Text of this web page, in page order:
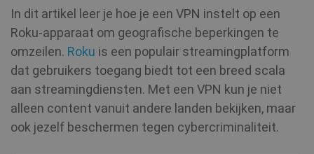
In dit artikel leer je hoe je een VPN instelt op een
Roku-apparaat om geografische beperkingen te
omzeilen. Roku is een populair streamingplatform
dat gebruikers toegang biedt tot een breed scala
aan streamingdiensten. Met een VPN kun je niet
alleen content vanuit andere landen bekijken, maar
ook jezelf beschermen tegen cybercriminaliteit.